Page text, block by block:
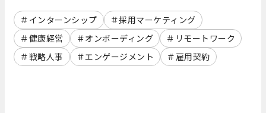
インターンシップ
採用マーケティング
健康経営
オンボーディング
リモートワーク
戦略人事
エンゲージメント 雇用契約